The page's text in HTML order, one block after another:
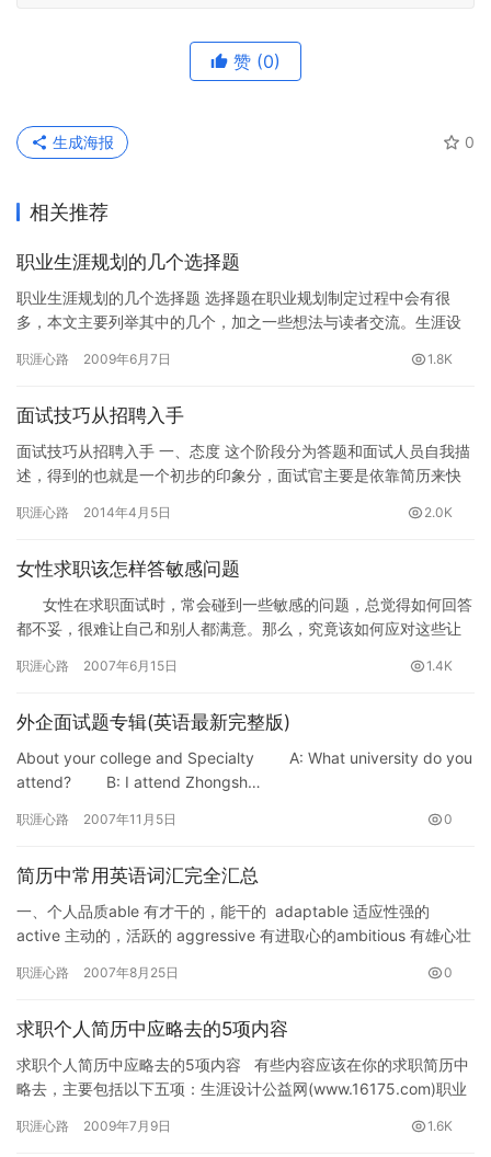
赞 (0)
0
生成海报
相关推荐
职业生涯规划的几个选择题
职业生涯规划的几个选择题 选择题在职业规划制定过程中会有很
多，本文主要列举其中的几个，加之一些想法与读者交流。生涯设
职涯心路 2009年6月7日 1.8K
面试技巧从招聘入手
面试技巧从招聘入手 一、态度 这个阶段分为答题和面试人员自我描
述，得到的也就是一个初步的印象分，面试官主要是依靠简历来快
职涯心路 2014年4月5日 2.0K
女性求职该怎样答敏感问题
女性在求职面试时，常会碰到一些敏感的问题，总觉得如何回答
都不妥，很难让自己和别人都满意。那么，究竟该如何应对这些让
职涯心路 2007年6月15日 1.4K
外企面试题专辑(英语最新完整版)
About your college and Specialty A: What university do you
attend? B: I attend Zhongsh…
职涯心路 2007年11月5日 0
简历中常用英语词汇完全汇总
一、个人品质able 有才干的，能干的 adaptable 适应性强的
active 主动的，活跃的 aggressive 有进取心的ambitious 有雄心壮
职涯心路 2007年8月25日 0
求职个人简历中应略去的5项内容
求职个人简历中应略去的5项内容 有些内容应该在你的求职简历中
略去，主要包括以下五项：生涯设计公益网(www.16175.com)职业
职涯心路 2009年7月9日 1.6K